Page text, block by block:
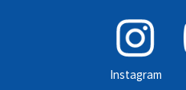
Instagram